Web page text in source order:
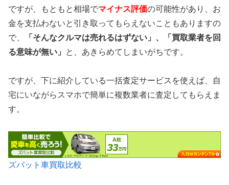
ですが、もともと相場でマイナス評価の可能性があり、お
金を支払わないと引き取ってもらえないこともありますの
で、
「そんなクルマは売れるはずない」、「買取業者を回
る意味が無い」
と、あきらめてしまいがちです。
ですが、下に紹介している一括査定サービスを使えば、自
宅にいながらスマホで簡単に複数業者に査定してもらえま
す。
ズバット車買取比較